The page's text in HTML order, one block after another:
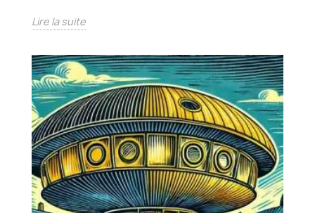
Lire la suite